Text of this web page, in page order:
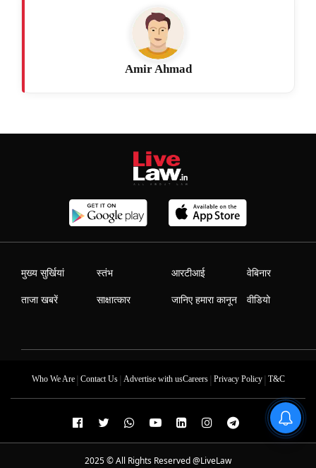
Amir Ahmad
मुख्य सुर्खियां
ताजा खबरें
स्तंभ
साक्षात्कार
आरटीआई
जानिए हमारा कानून
वेबिनार
वीडियो
Who We Are| Contact Us| Advertise with usCareers| Privacy Policy| T&C
2025 © All Rights Reserved @LiveLaw